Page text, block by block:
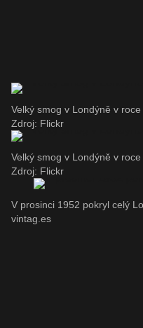
Velký smog v Londýně v
Zdroj: Flickr
Velký smog v Londýně v
Zdroj: Flickr
V prosinci 1952 pokryl celý
vintag.es